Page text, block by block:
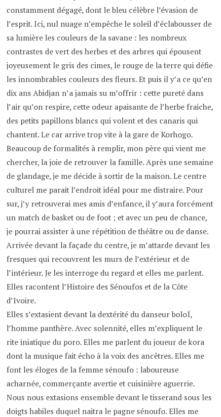
constamment dégagé, dont le bleu célèbre l’évasion de
l’esprit. Ici, nul nuage n’empêche le soleil d’éclabousser de
sa lumière les couleurs de la savane : les nombreux
contrastes de vert des herbes et des arbres qui épousent
joyeusement le gris des cimes, le rouge de la terre qui défie
les innombrables couleurs des fleurs. Et puis il y’a ce qu’en
dix ans Abidjan n’a jamais su m’offrir : cette pureté dans
l’air qu’on respire, cette odeur apaisante de l’herbe fraiche,
des petits papillons blancs qui volent et des canaris qui
chantent. Le car arrive trop vite à la gare de Korhogo.
Beaucoup de formalités à remplir, mon père qui vient me
chercher, la joie de retrouver la famille. Après une semaine
de glandage, je me décide à sortir de la maison. Le centre
culturel me parait l’endroit idéal pour me distraire. Pour
sur, j’y retrouverai mes amis d’enfance, il y’aura forcément
un match de basket ou de foot ; et avec un peu de chance,
je pourrai assister à une répétition de théâtre ou de danse.
Arrivée devant la façade du centre, je m’attarde devant les
fresques qui recouvrent les murs de l’extérieur et de
l’intérieur. Je les interroge du regard et elles me parlent.
Elles racontent l’Histoire des Sénoufos et de la Côte
d’Ivoire.
Elles s’extasient devant la dextérité du danseur boloÏ,
l’homme panthère. Avec solennité, elles m’expliquent le
rite iniatique du poro. Elles me parlent du joueur de kora
dont la musique fait écho à la voix des ancêtres. Elles me
font les éloges de la femme sénoufo : laboureuse
acharnée, commerçante avertie et cuisinière aguerrie.
Nous nous extasions ensemble devant le tisserand sous les
doigts habiles duquel naitra le pagne sénoufo. Elles me